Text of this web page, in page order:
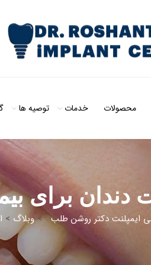
محصولات خدمات توصیه ها
برای بیماران
ایمپلنت دکتر روشن طلب >وبلاگ >